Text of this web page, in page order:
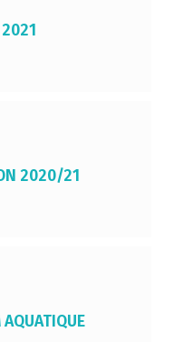
2020/21
AQUATIQUE